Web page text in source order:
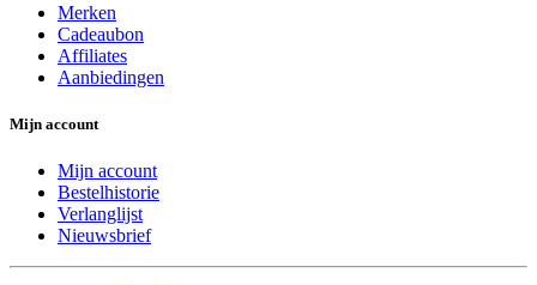
Merken
Cadeaubon
Affiliates
Aanbiedingen
Mijn account
Mijn account
Bestelhistorie
Verlanglijst
Nieuwsbrief